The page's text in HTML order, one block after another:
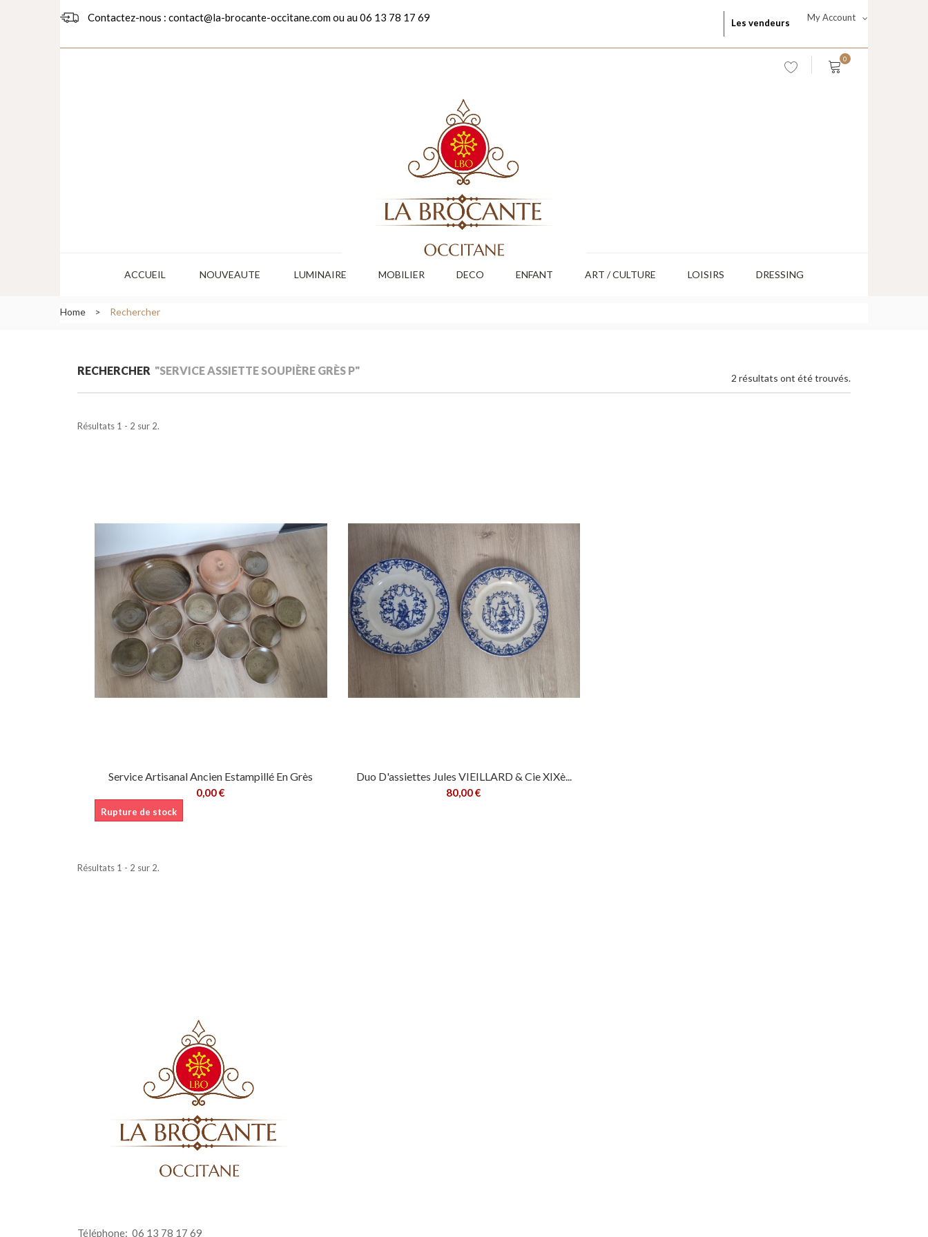
My Account
Contactez-nous : contact@la-brocante-occitane.com ou au 06 13 78 17 69 Les vendeurs
0
ACCUEIL NOUVEAUTE LUMINAIRE MOBILIER DECO ENFANT ART / CULTURE LOISIRS DRESSING
Home > Rechercher
RECHERCHER "SERVICE ASSIETTE SOUPIÈRE GRÈS P"
2 résultats ont été trouvés.
Résultats 1 - 2 sur 2.
Service Artisanal Ancien Estampillé En Grès
0,00 €
Rupture de stock
Duo D'assiettes Jules VIEILLARD & Cie XIXè...
80,00 €
Résultats 1 - 2 sur 2.
Téléphone: 06 13 78 17 69